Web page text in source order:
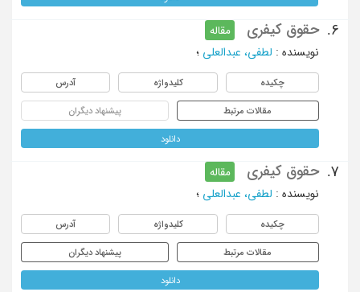
6. حقوق کیفری
مقاله
نویسنده : لطفی، عبدالعلی ؛
چکیده کلیدواژه آدرس
مقالات مرتبط پیشنهاد دیگران
دانلود
7. حقوق کیفری
مقاله
نویسنده : لطفی، عبدالعلی ؛
چکیده کلیدواژه آدرس
مقالات مرتبط پیشنهاد دیگران
دانلود